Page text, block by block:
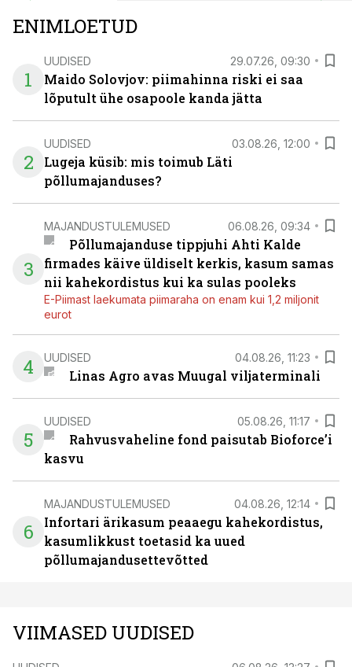
ENIMLOETUD
1
UUDISED 29.07.26, 09:30
Maido Solovjov: piimahinna riski ei saa
lõputult ühe osapoole kanda jätta
2
UUDISED 03.08.26, 12:00
Lugeja küsib: mis toimub Läti
põllumajanduses?
3
MAJANDUSTULEMUSED 06.08.26, 09:34
Põllumajanduse tippjuhi Ahti Kalde
firmades käive üldiselt kerkis, kasum samas
nii kahekordistus kui ka sulas pooleks
E-Piimast laekumata piimaraha on enam kui 1,2 miljonit
eurot
4 UUDISED 04.08.26, 11:23
Linas Agro avas Muugal viljaterminali
5
UUDISED 05.08.26, 11:17
Rahvusvaheline fond paisutab Bioforce’i
kasvu
6
MAJANDUSTULEMUSED 04.08.26, 12:14
Infortari ärikasum peaaegu kahekordistus,
kasumlikkust toetasid ka uued
põllumajandusettevõtted
VIIMASED UUDISED